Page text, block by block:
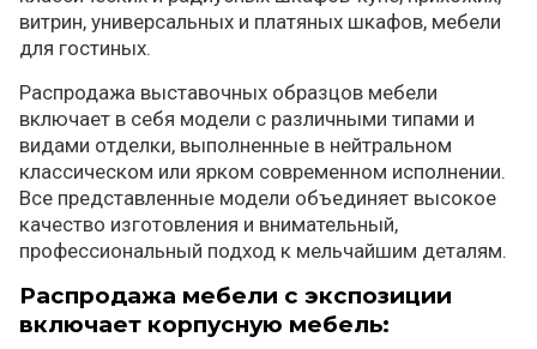
витрин, универсальных и платяных шкафов, мебели
для гостиных.
Распродажа выставочных образцов мебели
включает в себя модели с различными типами и
видами отделки, выполненные в нейтральном
классическом или ярком современном исполнении.
Все представленные модели объединяет высокое
качество изготовления и внимательный,
профессиональный подход к мельчайшим деталям.
Распродажа мебели с экспозиции
включает корпусную мебель: